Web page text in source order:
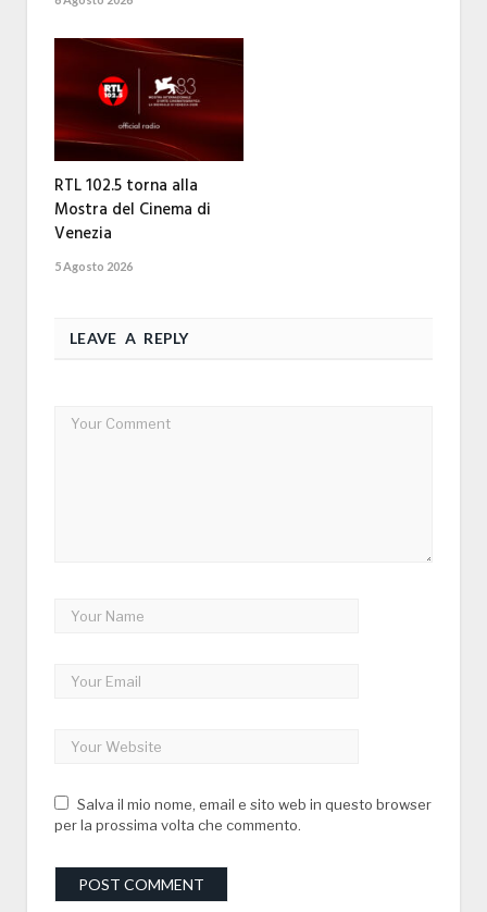
RTL 102.5 torna alla
Mostra del Cinema di
Venezia
5 Agosto 2026
LEAVE A REPLY
Salva il mio nome, email e sito web in questo browser
per la prossima volta che commento.